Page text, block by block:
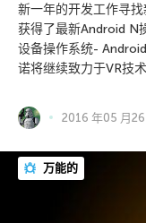
新一年的开发工作寻
获得了最新Android N
设备操作系统-
诺将继续致力于VR技术
2016 年05 月26
万能的